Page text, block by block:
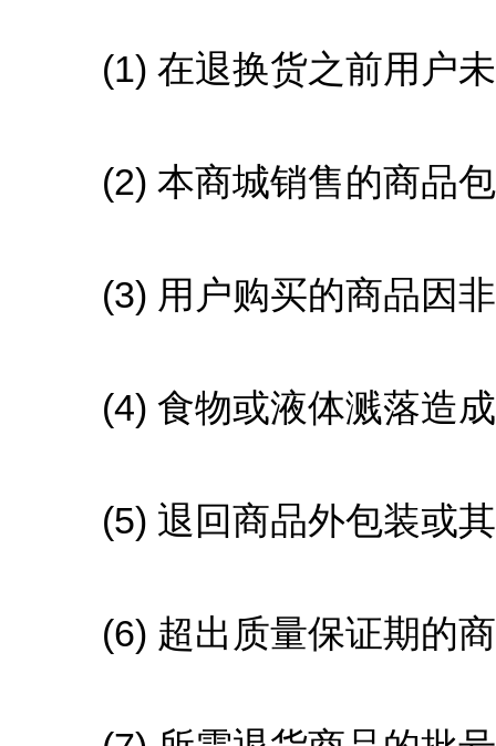
(1) 在退换货之前用户未
(2) 本商城销售的商品包
(3) 用户购买的商品因非
(4) 食物或液体溅落造成
(5) 退回商品外包装或其
(6) 超出质量保证期的